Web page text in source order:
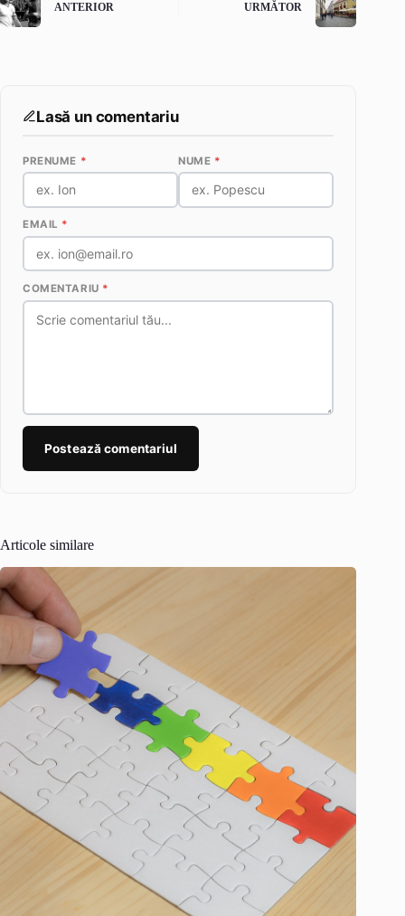
ANTERIOR URMĂTOR
Lasă un comentariu
PRENUME * NUME *
EMAIL *
COMENTARIU *
Postează comentariul
Articole similare